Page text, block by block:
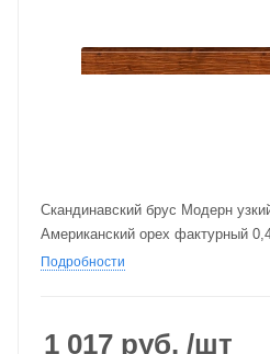
Скандинавский брус Модерн
Американский орех фактурный
Подробности
1 017 руб. /шт